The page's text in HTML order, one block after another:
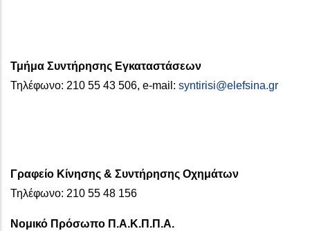
Τμήμα Συντήρησης Εγκαταστάσεων
Τηλέφωνο: 210 55 43 506, e-mail: syntirisi@elefsina.gr
Γραφείο Κίνησης & Συντήρησης Οχημάτων
Τηλέφωνο: 210 55 48 156
Νομικό Πρόσωπο Π.Α.Κ.Π.Π.Α.